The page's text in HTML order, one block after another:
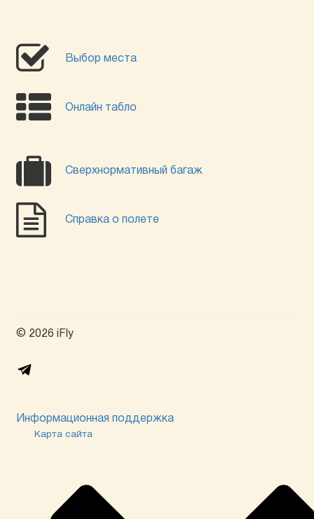
Выбор места
Онлайн табло
Сверхнормативный багаж
Справка о полете
© 2026 iFly
Информационная поддержка
Карта сайта